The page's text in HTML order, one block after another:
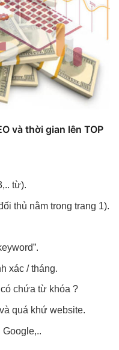
và thời gian lên TOP
từ).
thủ nằm trong trang 1).
xác / tháng.
chứa từ khóa ?
quá khứ website.